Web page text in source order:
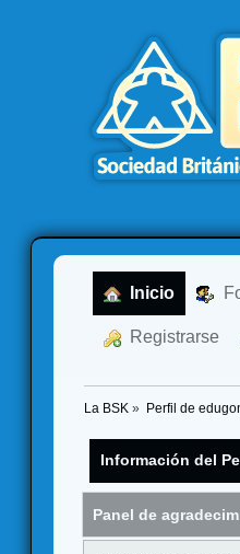
Inicio
Registrarse
La BSK » Perfil de
Información del
Panel de